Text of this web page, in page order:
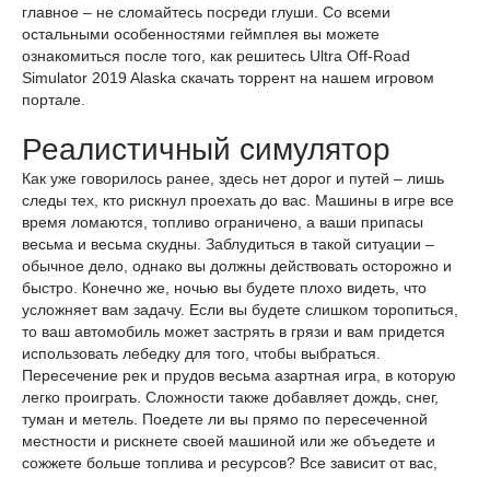
главное – не сломайтесь посреди глуши. Со всеми
остальными особенностями геймплея вы можете
ознакомиться после того, как решитесь Ultra Off-Road
Simulator 2019 Alaska скачать торрент на нашем игровом
портале.
Реалистичный симулятор
Как уже говорилось ранее, здесь нет дорог и путей – лишь
следы тех, кто рискнул проехать до вас. Машины в игре все
время ломаются, топливо ограничено, а ваши припасы
весьма и весьма скудны. Заблудиться в такой ситуации –
обычное дело, однако вы должны действовать осторожно и
быстро. Конечно же, ночью вы будете плохо видеть, что
усложняет вам задачу. Если вы будете слишком торопиться,
то ваш автомобиль может застрять в грязи и вам придется
использовать лебедку для того, чтобы выбраться.
Пересечение рек и прудов весьма азартная игра, в которую
легко проиграть. Сложности также добавляет дождь, снег,
туман и метель. Поедете ли вы прямо по пересеченной
местности и рискнете своей машиной или же объедете и
сожжете больше топлива и ресурсов? Все зависит от вас,